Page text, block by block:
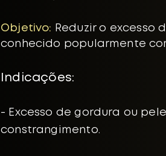
Objetivo:
Reduzir o excesso
conhecido popularmente
​Indicações:
- Excesso de gordura ou
constrangimento.